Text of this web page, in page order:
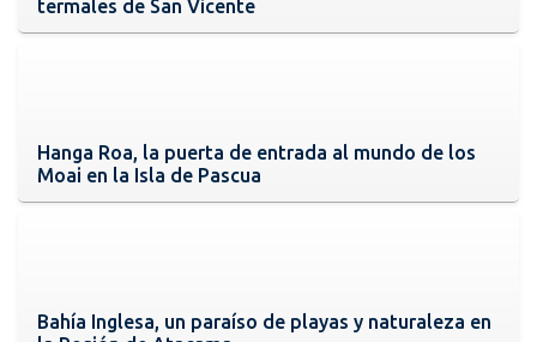
termales de San Vicente
Hanga Roa, la puerta de entrada al mundo de los
Moai en la Isla de Pascua
Bahía Inglesa, un paraíso de playas y naturaleza en